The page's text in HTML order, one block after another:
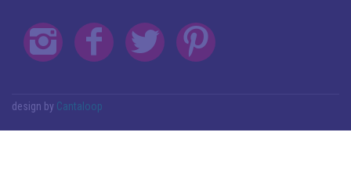
design by Cantaloop